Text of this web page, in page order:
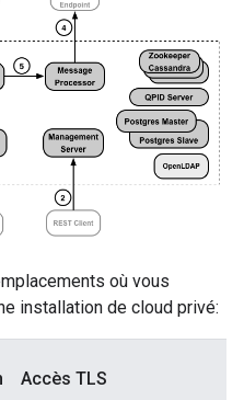
où vous
installation de cloud privé:
Accès TLS